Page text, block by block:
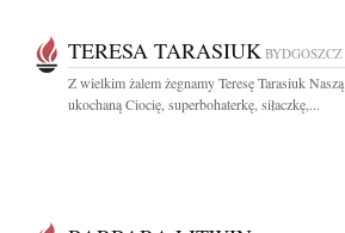
TERESA TARASIUK BYDGOSZCZ
Z wielkim żalem żegnamy Teresę Tarasiuk Naszą
ukochaną Ciocię, superbohaterkę, siłaczkę,...